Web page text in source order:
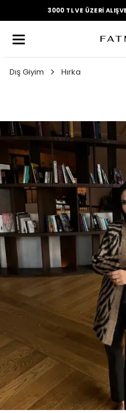
3000 TL VE ÜZERI
Dış Giyim Hırka